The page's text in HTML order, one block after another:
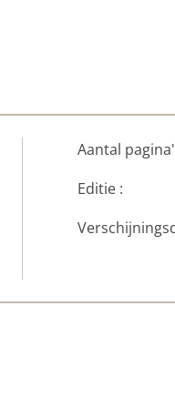
hebzucht en tragedie.’
de theeplanteris
Express Aantal
Editie :